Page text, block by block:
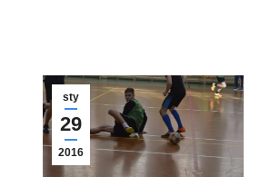
sty
29
2016